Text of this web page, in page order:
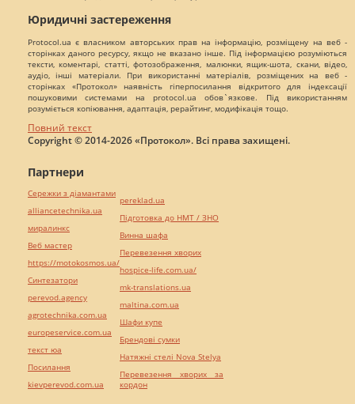
Юридичні застереження
Protocol.ua є власником авторських прав на інформацію, розміщену на веб -
сторінках даного ресурсу, якщо не вказано інше. Під інформацією розуміються
тексти, коментарі, статті, фотозображення, малюнки, ящик-шота, скани, відео,
аудіо, інші матеріали. При використанні матеріалів, розміщених на веб -
сторінках «Протокол» наявність гіперпосилання відкритого для індексації
пошуковими системами на protocol.ua обов`язкове. Під використанням
розуміється копіювання, адаптація, рерайтинг, модифікація тощо.
Повний текст
Copyright © 2014-2026 «Протокол». Всі права захищені.
Партнери
Сережки з діамантами
alliancetechnika.ua
миралинкс
Веб мастер
https://motokosmos.ua/
Синтезатори
perevod.agency
agrotechnika.com.ua
europeservice.com.ua
текст юа
Посилання
kievperevod.com.ua
pereklad.ua
Підготовка до НМТ / ЗНО
Винна шафа
Перевезення хворих
hospice-life.com.ua/
mk-translations.ua
maltina.com.ua
Шафи купе
Брендові сумки
Натяжні стелі Nova Stelya
Перевезення хворих за
кордон